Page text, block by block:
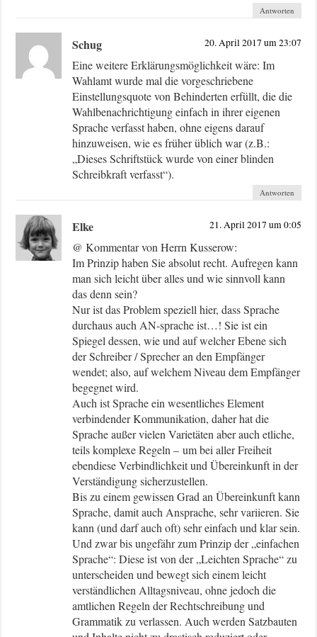
Antworten
Schug 20. April 2017 um 23:07
Eine weitere Erklärungsmöglichkeit wäre: Im
Wahlamt wurde mal die vorgeschriebene
Einstellungsquote von Behinderten erfüllt, die die
Wahlbenachrichtigung einfach in ihrer eigenen
Sprache verfasst haben, ohne eigens darauf
hinzuweisen, wie es früher üblich war (z.B.:
„Dieses Schriftstück wurde von einer blinden
Schreibkraft verfasst“).
Antworten
Elke 21. April 2017 um 0:05
@ Kommentar von Herrn Kusserow:
Im Prinzip haben Sie absolut recht. Aufregen kann
man sich leicht über alles und wie sinnvoll kann
das denn sein?
Nur ist das Problem speziell hier, dass Sprache
durchaus auch AN-sprache ist…! Sie ist ein
Spiegel dessen, wie und auf welcher Ebene sich
der Schreiber / Sprecher an den Empfänger
wendet; also, auf welchem Niveau dem Empfänger
begegnet wird.
Auch ist Sprache ein wesentliches Element
verbindender Kommunikation, daher hat die
Sprache außer vielen Varietäten aber auch etliche,
teils komplexe Regeln – um bei aller Freiheit
ebendiese Verbindlichkeit und Übereinkunft in der
Verständigung sicherzustellen.
Bis zu einem gewissen Grad an Übereinkunft kann
Sprache, damit auch Ansprache, sehr variieren. Sie
kann (und darf auch oft) sehr einfach und klar sein.
Und zwar bis ungefähr zum Prinzip der „einfachen
Sprache“: Diese ist von der „Leichten Sprache“ zu
unterscheiden und bewegt sich einem leicht
verständlichen Alltagsniveau, ohne jedoch die
amtlichen Regeln der Rechtschreibung und
Grammatik zu verlassen. Auch werden Satzbauten